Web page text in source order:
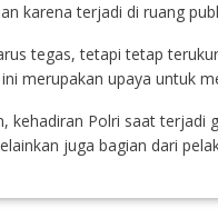
karena terjadi di ruang
tegas, tetapi tetap
merupakan upaya untuk
kehadiran Polri saat
juga bagian dari